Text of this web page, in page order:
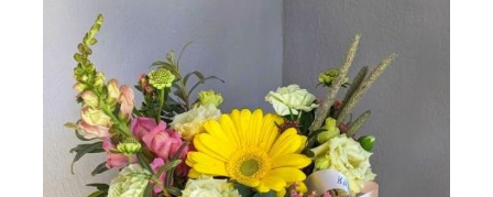
termékoldalon
választhatók
ki